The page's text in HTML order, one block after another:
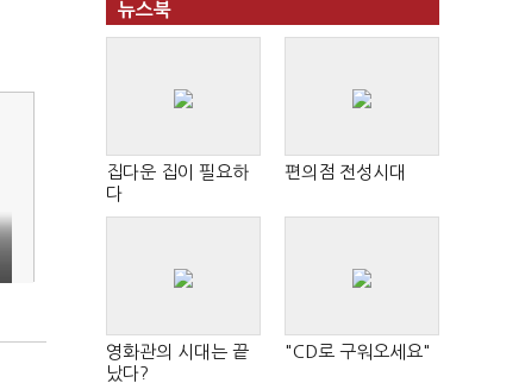
뉴스북
집다운 집이 필요하
다
편의점 전성시대
영화관의 시대는 끝
났다?
"CD로 구워오세요"